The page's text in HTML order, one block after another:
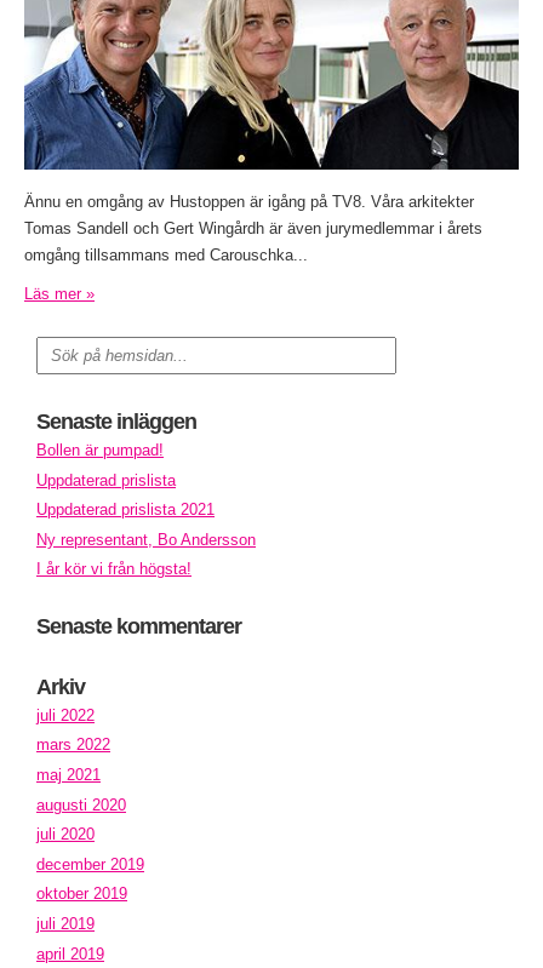
Ännu en omgång av Hustoppen är igång på TV8. Våra arkitekter
Tomas Sandell och Gert Wingårdh är även jurymedlemmar i årets
omgång tillsammans med Carouschka...
Läs mer »
Senaste inläggen
Bollen är pumpad!
Uppdaterad prislista
Uppdaterad prislista 2021
Ny representant, Bo Andersson
I år kör vi från högsta!
Senaste kommentarer
Arkiv
juli 2022
mars 2022
maj 2021
augusti 2020
juli 2020
december 2019
oktober 2019
juli 2019
april 2019